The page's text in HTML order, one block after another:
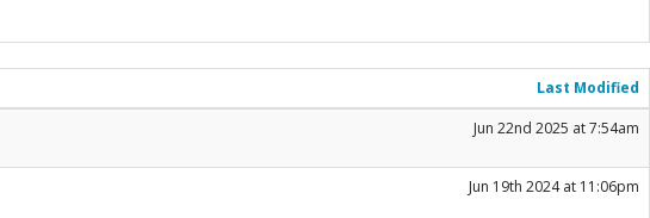
Last Modified
Jun 22nd 2025 at 7:54am
Jun 19th 2024 at 11:06pm